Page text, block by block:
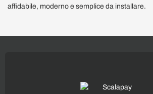
affidabile, moderno e semplice da installare.